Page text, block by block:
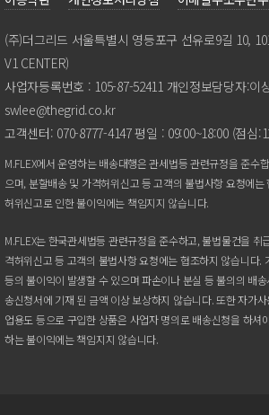
(주)더그리드서울특별시영등포구선유로9길
V1CENTER)
사업자등록번호:105-87-52411개인정보담당자:
swlee@thegrid.co.kr
고객센터:070-8777-4147평일:09:00~18:00(점심
M.FLEX에서운영하는배송대행은관세법등관련규정을준수
으며,분할배송및가격허위신고등고객의불법사항요청에는
허위신고로인한불이익에는책임지지않습니다.
M.FLEX는한국관세법등관련규정을준수하고,불법물건을
격허위신고등고객의불법사항요청에는협조하지않습니다.
등의불이익이발생할수있으며파손이나분실등불의의배
송신청서에기재된금액이상보상하지않습니다.또한자가
업용도등으로구입한상품은사업자명의로배송신청을하셔
하는불이익에는책임지지않습니다.